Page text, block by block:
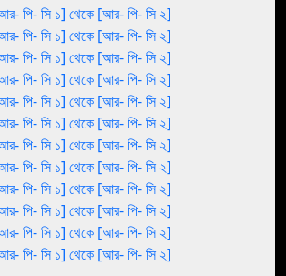
পি- সি ১] থেকে [আর- পি- সি ২]
পি- সি ১] থেকে [আর- পি- সি ২]
পি- সি ১] থেকে [আর- পি- সি ২]
পি- সি ১] থেকে [আর- পি- সি ২]
পি- সি ১] থেকে [আর- পি- সি ২]
পি- সি ১] থেকে [আর- পি- সি ২]
পি- সি ১] থেকে [আর- পি- সি ২]
পি- সি ১] থেকে [আর- পি- সি ২]
পি- সি ১] থেকে [আর- পি- সি ২]
পি- সি ১] থেকে [আর- পি- সি ২]
পি- সি ১] থেকে [আর- পি- সি ২]
পি- সি ১] থেকে [আর- পি- সি ২]